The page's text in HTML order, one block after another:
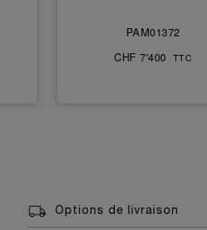
PAM01372
CHF 7'400 TTC
Options de livraison